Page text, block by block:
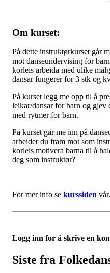
Om kurset:
På dette instruktørkurset går
mot danseundervising for
korleis arbeida med ulike
dansar fungerer for 3 stk og
På kurset legg me opp til å
leikar/dansar for barn og
med rytmer for barn.
På kurset går me inn på
arbeider du fram mot som
korleis motivera barna til å
deg som instruktør?
For mer info se kurssiden vår.
Logg inn for å skrive en
Siste fra